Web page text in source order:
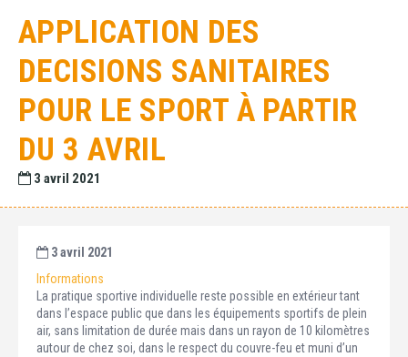
APPLICATION DES
DECISIONS SANITAIRES
POUR LE SPORT À PARTIR
DU 3 AVRIL
3 avril 2021
3 avril 2021
Informations
La pratique sportive individuelle reste possible en extérieur tant
dans l’espace public que dans les équipements sportifs de plein
air, sans limitation de durée mais dans un rayon de 10 kilomètres
autour de chez soi, dans le respect du couvre-feu et muni d’un